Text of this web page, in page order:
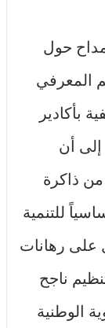
حول
المعرفي
بأكادير
أن
من ذاكرة
للتنمية
على رهانات
2030، بعد تنظيم ناجح
الهوية الوطنية